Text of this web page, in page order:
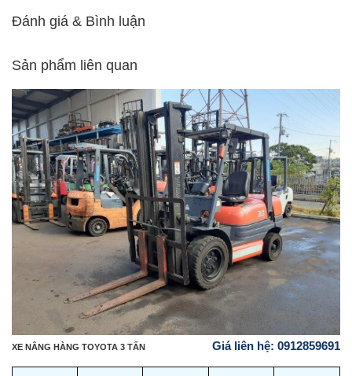
Đánh giá & Bình luận
Sản phẩm liên quan
XE NÂNG HÀNG TOYOTA 3 TẤN Giá liên hệ: 0912859691